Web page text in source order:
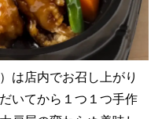
は店内でお召し上がり
いてから１つ１つ手作